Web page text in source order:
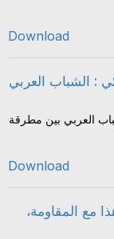
Download
: الشباب العربي
العربي بين مطرقة
Download
مع المقاومة،